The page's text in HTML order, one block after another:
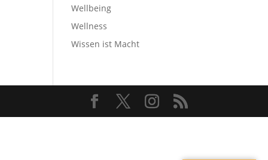
Wellbeing
Wellness
Wissen ist Macht